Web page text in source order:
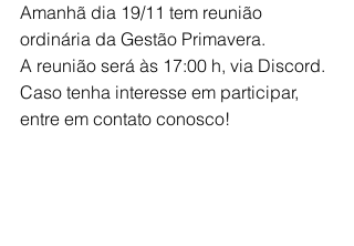
Amanhã dia 19/11 tem reunião
ordinária da Gestão Primavera.
A reunião será às 17:00 h, via Discord.
Caso tenha interesse em participar,
entre em contato conosco!